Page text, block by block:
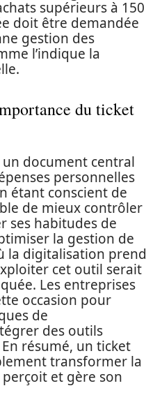
supérieurs à 150
doit être demandée
gestion des
l’indique la
du ticket
un document central
personnelles
étant conscient de
de mieux contrôler
ses habitudes de
la gestion de
la digitalisation prend
cet outil serait
Les entreprises
occasion pour
de
des outils
résumé, un ticket
transformer la
et gère son